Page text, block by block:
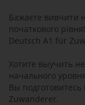
Бажаєте вивчити
початкового
Deutsch A1 für
Хотите выучить
начального
Вы
Zuwanderer.